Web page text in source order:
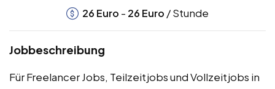
26 Euro - 26 Euro / Stunde
Jobbeschreibung
Für Freelancer Jobs, Teilzeitjobs und Vollzeitjobs in